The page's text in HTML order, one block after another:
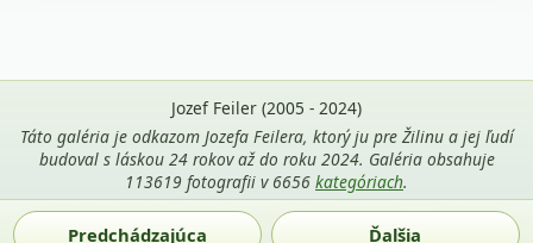
Predchádzajúca Ďalšia
Jozef Feiler (2005 - 2024)
Táto galéria je odkazom Jozefa Feilera, ktorý ju pre Žilinu a jej ľudí
budoval s láskou 24 rokov až do roku 2024. Galéria obsahuje
113619 fotografii v 6656 kategóriach.
Použitie fotografií z tejto stránky je povolené len s uvedením